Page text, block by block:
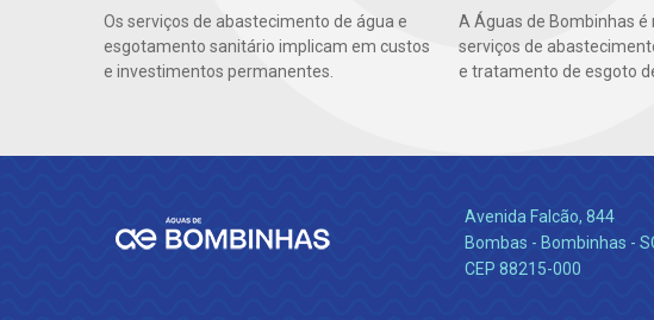
Os serviços de abastecimento de água e
esgotamento sanitário implicam em custos
e investimentos permanentes.
A Águas de Bombinhas é
serviços de
e tratamento de esgoto
Avenida Falcão, 844
Bombas - Bombinhas -
CEP 88215-000